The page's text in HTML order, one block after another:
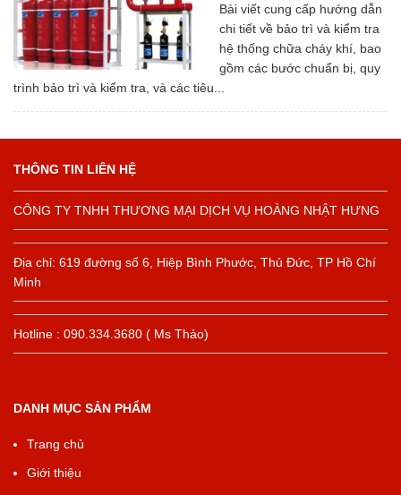
Bài viết cung cấp hướng dẫn
chi tiết về bảo trì và kiểm tra
hệ thống chữa cháy khí, bao
gồm các bước chuẩn bị, quy
trình bảo trì và kiểm tra, và các tiêu...
THÔNG TIN LIÊN HỆ
CÔNG TY TNHH THƯƠNG MẠI DỊCH VỤ HOÀNG NHẬT HƯNG
Địa chỉ: 619 đường số 6, Hiệp Bình Phước, Thủ Đức, TP Hồ Chí
Minh
Hotline : 090.334.3680 ( Ms Thảo)
DANH MỤC SẢN PHẨM
Trang chủ
Giới thiệu